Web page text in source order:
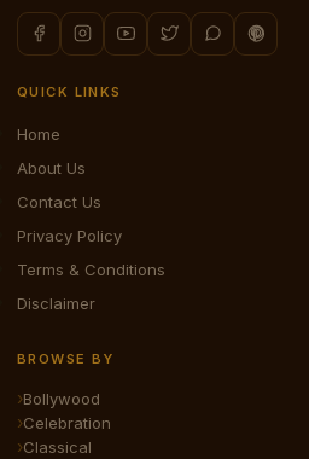
QUICK LINKS
Home
About Us
Contact Us
Privacy Policy
Terms & Conditions
Disclaimer
BROWSE BY
Bollywood
Celebration
Classical